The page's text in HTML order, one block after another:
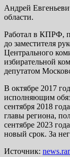
Андрей
области.
Работал в КПРФ,
до заместителя
Центрального
избирательной
депутатом
В октябре 2017
исполняющим
сентября 2018
главы региона,
сентябре 2023
новый срок. За
Источник: